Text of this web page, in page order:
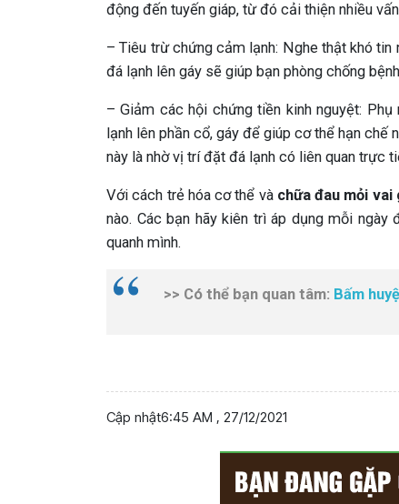
động đến tuyến giáp, từ đó cải thiện nhiều
– Tiêu trừ chứng cảm lạnh: Nghe thật khó
đá lạnh lên gáy sẽ giúp bạn phòng chống
– Giảm các hội chứng tiền kinh nguyệt:
lạnh lên phần cổ, gáy để giúp cơ thể hạn
này là nhờ vị trí đặt đá lạnh có liên quan trực
Với cách trẻ hóa cơ thể và chữa đau mỏi vai
nào. Các bạn hãy kiên trì áp dụng mỗi
quanh mình.
>> Có thể bạn quan tâm: Bấm
Cập nhật6:45 AM , 27/12/2021